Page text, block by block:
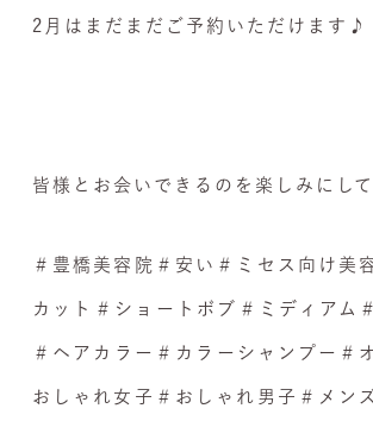
2月はまだまだご予約いただけます♪
皆様とお会いできるのを楽しみにし
＃豊橋美容院＃安い＃ミセス向け美
カット＃ショートボブ＃ミディアム
＃ヘアカラー＃カラーシャンプー＃
おしゃれ女子＃おしゃれ男子＃メン